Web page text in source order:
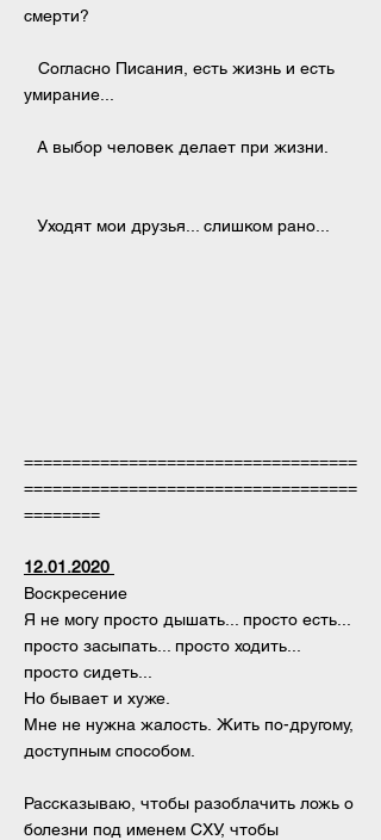
смерти?
Согласно Писания, есть жизнь и есть
умирание...
А выбор человек делает при жизни.
Уходят мои друзья... слишком рано...
===================================
===================================
========
12.01.2020
Воскресение
Я не могу просто дышать... просто есть...
просто засыпать... просто ходить...
просто сидеть...
Но бывает и хуже.
Мне не нужна жалость. Жить по-другому,
доступным способом.
Рассказываю, чтобы разоблачить ложь о
болезни под именем СХУ, чтобы